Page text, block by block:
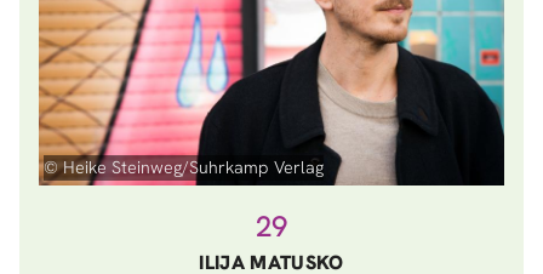
© Heike Steinweg/Suhrkamp Verlag
29
ILIJA MATUSKO